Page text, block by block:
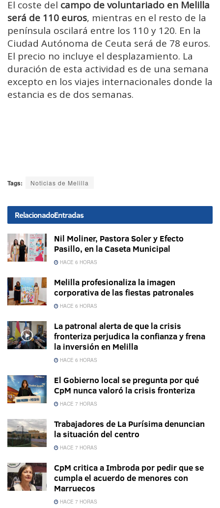
El coste del campo de voluntariado en Melilla
será de 110 euros, mientras en el resto de la
península oscilará entre los 110 y 120. En la
Ciudad Autónoma de Ceuta será de 78 euros.
El precio no incluye el desplazamiento. La
duración de esta actividad es de una semana
excepto en los viajes internacionales donde la
estancia es de dos semanas.
Tags: Noticias de Melilla
RelacionadoEntradas
Nil Moliner, Pastora Soler y Efecto
Pasillo, en la Caseta Municipal
HACE 6 HORAS
Melilla profesionaliza la imagen
corporativa de las fiestas patronales
HACE 6 HORAS
La patronal alerta de que la crisis
fronteriza perjudica la confianza y frena
la inversión en Melilla
HACE 6 HORAS
El Gobierno local se pregunta por qué
CpM nunca valoró la crisis fronteriza
HACE 7 HORAS
Trabajadores de La Purísima denuncian
la situación del centro
HACE 7 HORAS
CpM critica a Imbroda por pedir que se
cumpla el acuerdo de menores con
Marruecos
HACE 7 HORAS